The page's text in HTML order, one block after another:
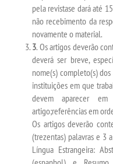
REVISTA INTERFACES
UNIESP NEWS
BOLETINS
REPOSITÃ³RIO
BIBLIOTECA
pela revistase dará até
não recebimento da
novamente o material.
3. Os artigos deverão
deverá ser breve,
nome(s) completo(s)
instituições em que
devem aparecer
artigo;referências em
Os artigos deverão
(trezentas) palavras e 3
Língua Estrangeira: